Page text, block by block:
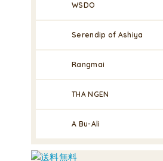
WSDO
Serendip of Ashiya
Rangmai
THA NGEN
A Bu-Ali